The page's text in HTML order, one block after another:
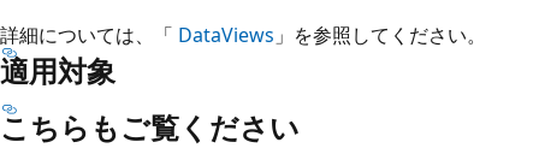
詳細については、「 DataViews 」を参照してください。
適用対象
こちらもご覧ください